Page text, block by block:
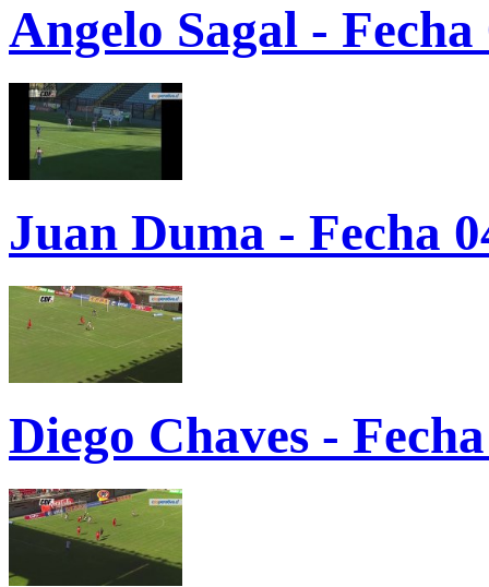
Angelo Sagal - Fecha
Juan Duma - Fecha
Diego Chaves -